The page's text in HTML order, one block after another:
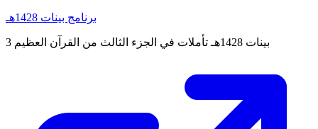
برنامج بينات 1428هـ
بينات 1428هـ تأملات في الجزء الثالث من القرآن العظيم 3